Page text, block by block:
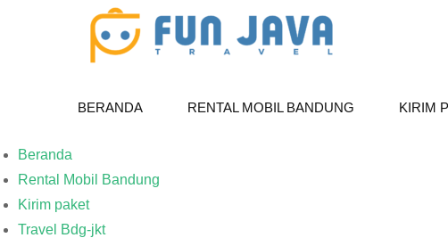
BERANDA RENTAL MOBIL BANDUNG KIRIM
Beranda
Rental Mobil Bandung
Kirim paket
Travel Bdg-jkt